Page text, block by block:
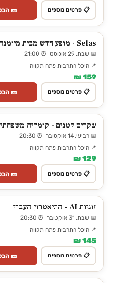
📋 פרטים נוספים 🎫
Selas - מופע חדש מבית מיומנה
📅 שבת, 29 אוגוסט ⏰ 21:00
📍 היכל התרבות פתח תקווה
159 ₪
📋 פרטים נוספים 🎫
שקרים קטנים - קומדיה
📅 רביעי, 14 אוקטובר ⏰ 20:30
📍 היכל התרבות פתח תקווה
129 ₪
📋 פרטים נוספים 🎫
זוגיות AI - התיאטרון העברי
📅 שבת, 31 אוקטובר ⏰ 20:30
📍 היכל התרבות פתח תקווה
145 ₪
📋 פרטים נוספים 🎫